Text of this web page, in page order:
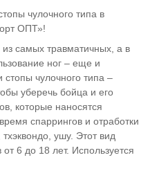
чулочного типа в
ОПТ»!
самых травматичных, а в
ног – еще и
чулочного типа –
уберечь бойца и его
которые наносятся
спаррингов и отработки
ушу. Этот вид
6 до 18 лет. Используется